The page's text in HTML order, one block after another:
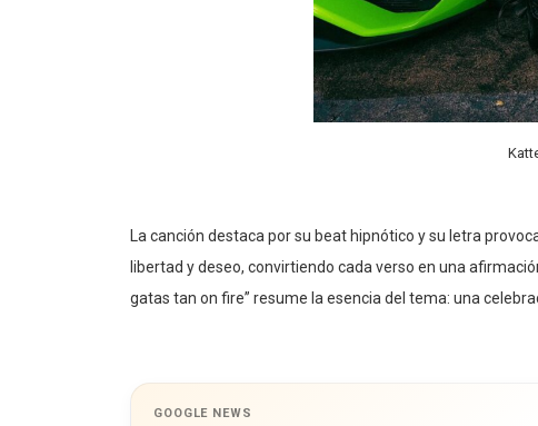
La canción destaca por su beat hipnótico y su letra
libertad y deseo, convirtiendo cada verso en una
gatas tan on fire” resume la esencia del tema: una
GOOGLE NEWS